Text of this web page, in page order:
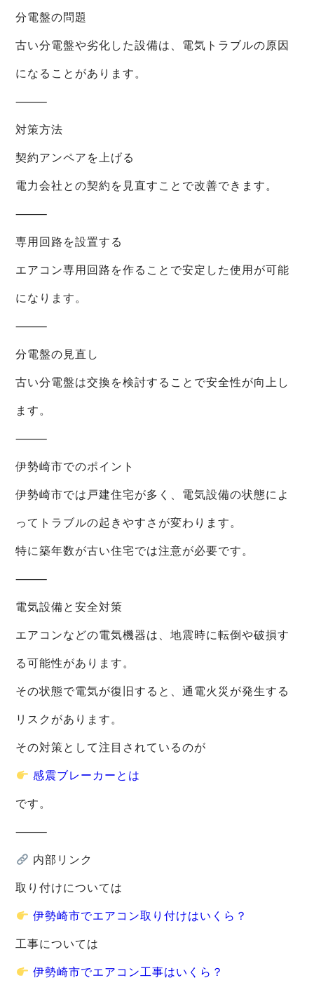
分電盤の問題
古い分電盤や劣化した設備は、電気トラブルの原因
になることがあります。
⸻
対策方法
契約アンペアを上げる
電力会社との契約を見直すことで改善できます。
⸻
専用回路を設置する
エアコン専用回路を作ることで安定した使用が可能
になります。
⸻
分電盤の見直し
古い分電盤は交換を検討することで安全性が向上し
ます。
⸻
伊勢崎市でのポイント
伊勢崎市では戸建住宅が多く、電気設備の状態によ
ってトラブルの起きやすさが変わります。
特に築年数が古い住宅では注意が必要です。
⸻
電気設備と安全対策
エアコンなどの電気機器は、地震時に転倒や破損す
る可能性があります。
その状態で電気が復旧すると、通電火災が発生する
リスクがあります。
その対策として注目されているのが
感震ブレーカーとは
です。
⸻
内部リンク
取り付けについては
伊勢崎市でエアコン取り付けはいくら？
工事については
伊勢崎市でエアコン工事はいくら？